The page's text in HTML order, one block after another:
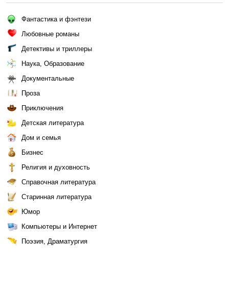
Фантастика и фэнтези
Любовные романы
Детективы и триллеры
Наука, Образование
Документальные
Проза
Приключения
Детская литература
Дом и семья
Бизнес
Религия и духовность
Справочная литература
Старинная литература
Юмор
Компьютеры и Интернет
Поэзия, Драматургия